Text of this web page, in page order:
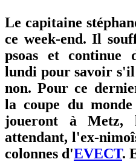
Le capitaine
ce week-end. Il
psoas et continue
lundi pour savoir
non. Pour ce
la coupe du
joueront à Metz,
attendant, l'ex-
colonnes d'EVECT.